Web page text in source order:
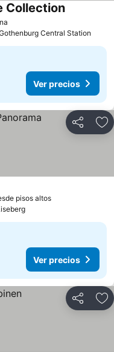
CollectionVer
Central Station
Ver precios
Compartir
pisos altosVer precios
Ver precios
Compartir